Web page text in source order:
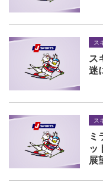
ス
ス
迷
ス
ミ
ッ
展